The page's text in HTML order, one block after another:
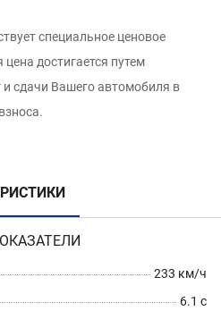
специальное ценовое
достигается путем
и сдачи Вашего автомобиля в
233 км/ч
6.1 с